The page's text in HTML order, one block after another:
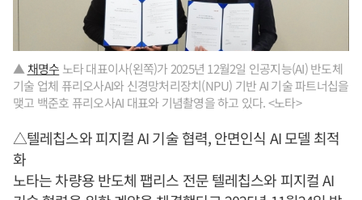
▲채명수 노타 대표이사(왼쪽)가 2025년 12월2일 인공지능(AI) 반도체
기술 업체 퓨리오사AI와 신경망처리장치(NPU) 기반 AI 기술 파트너십을
맺고 백준호 퓨리오사AI 대표와 기념촬영을 하고 있다. <노타>
△텔레칩스와 피지컬 AI 기술 협력, 안면인식 AI 모델 최적
화
노타는 차량용 반도체 팹리스 전문 텔레칩스와 피지컬 AI